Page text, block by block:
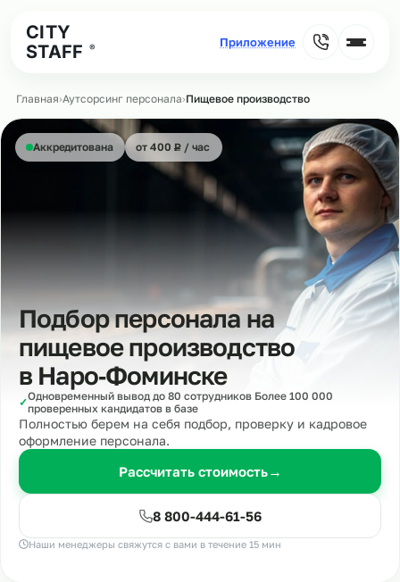
CITY
STAFF
®
Главная›Аутсорсинг персонала›Пищевое производство
Аккредитована от 400 ₽
Р/ час
Подбор персонала на
пищевое производство
в Наро‑Фоминске
✓Одновременный вывод до 80 сотрудников Более 100 000
проверенных кандидатов в базе
Полностью берем на себя подбор, проверку и кадровое
оформление персонала.
Рассчитать стоимость→
8 800-444-61-56
Наши менеджеры свяжутся с вами в течение 15 мин